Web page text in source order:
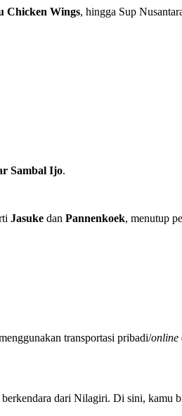
Chicken Wings, hingga Sup
Sambal Ijo.
Jasuke dan Pannenkoek, menutup
transportasi pribadi/online
dari Nilagiri. Di sini, kamu